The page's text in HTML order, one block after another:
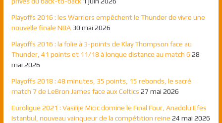
Playoffs 2016 : les Warriors empêchent le Thunder de vivre une
nouvelle finale NBA 30 mai 2026
Playoffs 2016 : la folie à 3-points de Klay Thompson face au
Thunder, 41 points et 11/18 à longue distance au match 6 28
mai 2026
Playoffs 2018 : 48 minutes, 35 points, 15 rebonds, le sacré
match 7 de LeBron James face aux Celtics 27 mai 2026
Euroligue 2021 : Vasilije Micic domine le Final Four, Anadolu Efes
Istanbul, nouveau vainqueur de la compétition reine 24 mai 2026